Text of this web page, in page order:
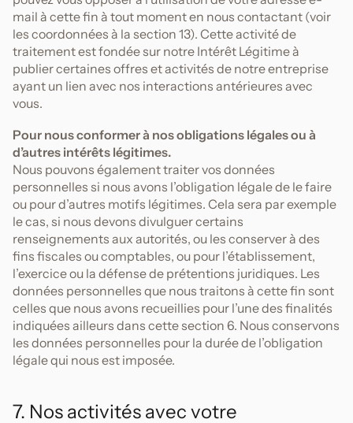
mail à cette fin à tout moment en nous contactant (voir
les coordonnées à la section 13). Cette activité de
traitement est fondée sur notre Intérêt Légitime à
publier certaines offres et activités de notre entreprise
ayant un lien avec nos interactions antérieures avec
vous.
Pour nous conformer à nos obligations légales ou à
d’autres intérêts légitimes.
Nous pouvons également traiter vos données
personnelles si nous avons l’obligation légale de le faire
ou pour d’autres motifs légitimes. Cela sera par exemple
le cas, si nous devons divulguer certains
renseignements aux autorités, ou les conserver à des
fins fiscales ou comptables, ou pour l’établissement,
l’exercice ou la défense de prétentions juridiques. Les
données personnelles que nous traitons à cette fin sont
celles que nous avons recueillies pour l’une des finalités
indiquées ailleurs dans cette section 6. Nous conservons
les données personnelles pour la durée de l’obligation
légale qui nous est imposée.
7. Nos activités avec votre